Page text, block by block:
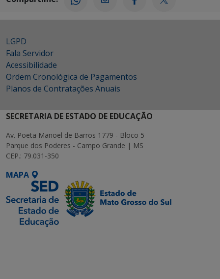
LGPD
Fala Servidor
Acessibilidade
Ordem Cronológica de Pagamentos
Planos de Contratações Anuais
SECRETARIA DE ESTADO DE EDUCAÇÃO
Av. Poeta Manoel de Barros 1779 - Bloco 5
Parque dos Poderes - Campo Grande | MS
CEP.: 79.031-350
MAPA